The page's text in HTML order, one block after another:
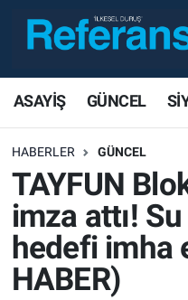
ASAYİŞ GÜNCEL
HABERLER GÜNCEL
TAYFUN
imza attı!
hedefi imha
HABER)